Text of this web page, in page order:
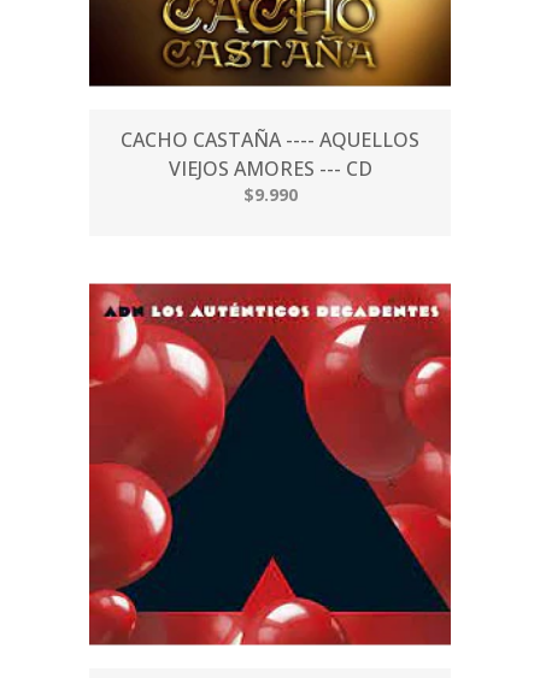
CACHO CASTAÑA ---- AQUELLOS
VIEJOS AMORES --- CD
$9.990